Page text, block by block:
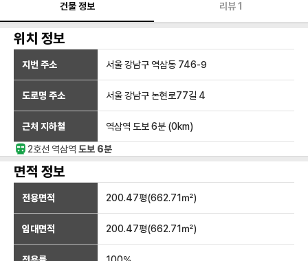
건물 정보 리뷰1
위치 정보
지번 주소 서울 강남구 역삼동 746-9
도로명 주소 서울 강남구 논현로77길 4
근처 지하철 역삼역 도보 6분 (0km)
2호선 역삼역 도보 6분
면적 정보
전용면적 200.47평(662.71㎡)
임대면적 200.47평(662.71㎡)